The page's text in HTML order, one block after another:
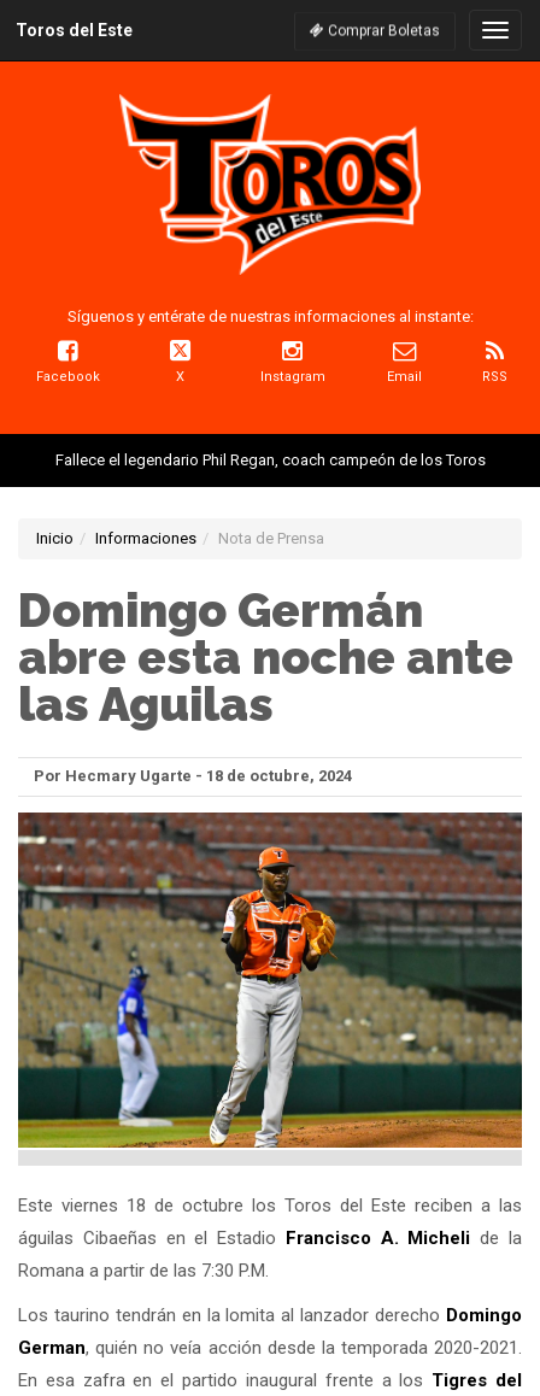
Toros del Este Comprar Boletas
Síguenos y entérate de nuestras informaciones al instante:
Facebook X Instagram Email RSS
Fallece el legendario Phil Regan, coach campeón de los Toros
Inicio Informaciones Nota de Prensa
Domingo Germán
abre esta noche ante
las Aguilas
Por Hecmary Ugarte - 18 de octubre, 2024
Este viernes 18 de octubre los Toros del Este reciben a las
águilas Cibaeñas en el Estadio Francisco A. Micheli de la
Romana a partir de las 7:30 P.M.
Los taurino tendrán en la lomita al lanzador derecho Domingo
German, quién no veía acción desde la temporada 2020-2021.
En esa zafra en el partido inaugural frente a los Tigres del